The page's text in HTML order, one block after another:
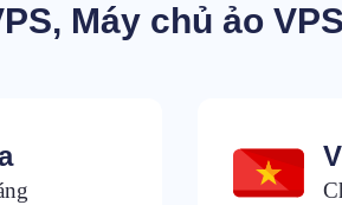
Máy chủ ảo